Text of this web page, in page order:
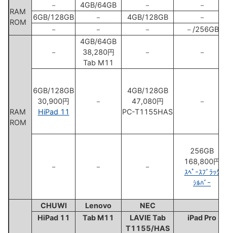
RAM
ROM
－ 4GB/64GB －
－
6GB/128GB
－ 4GB/128GB
－
－
－ － －/256GB
RAM
ROM
－
4GB/64GB
38,280円
Tab M11
－ －
6GB/128GB
30,900円
HiPad 11
－
4GB/128GB
47,080円
PC-T1155HAS
－
－ － －
256GB
168,800円
ｽﾍﾟｰｽﾌﾞﾗｯｸ
ｼﾙﾊﾞｰ
CHUWI Lenovo NEC
HiPad 11
Tab M11
LAVIE Tab
T1155/HAS
iPad Pro